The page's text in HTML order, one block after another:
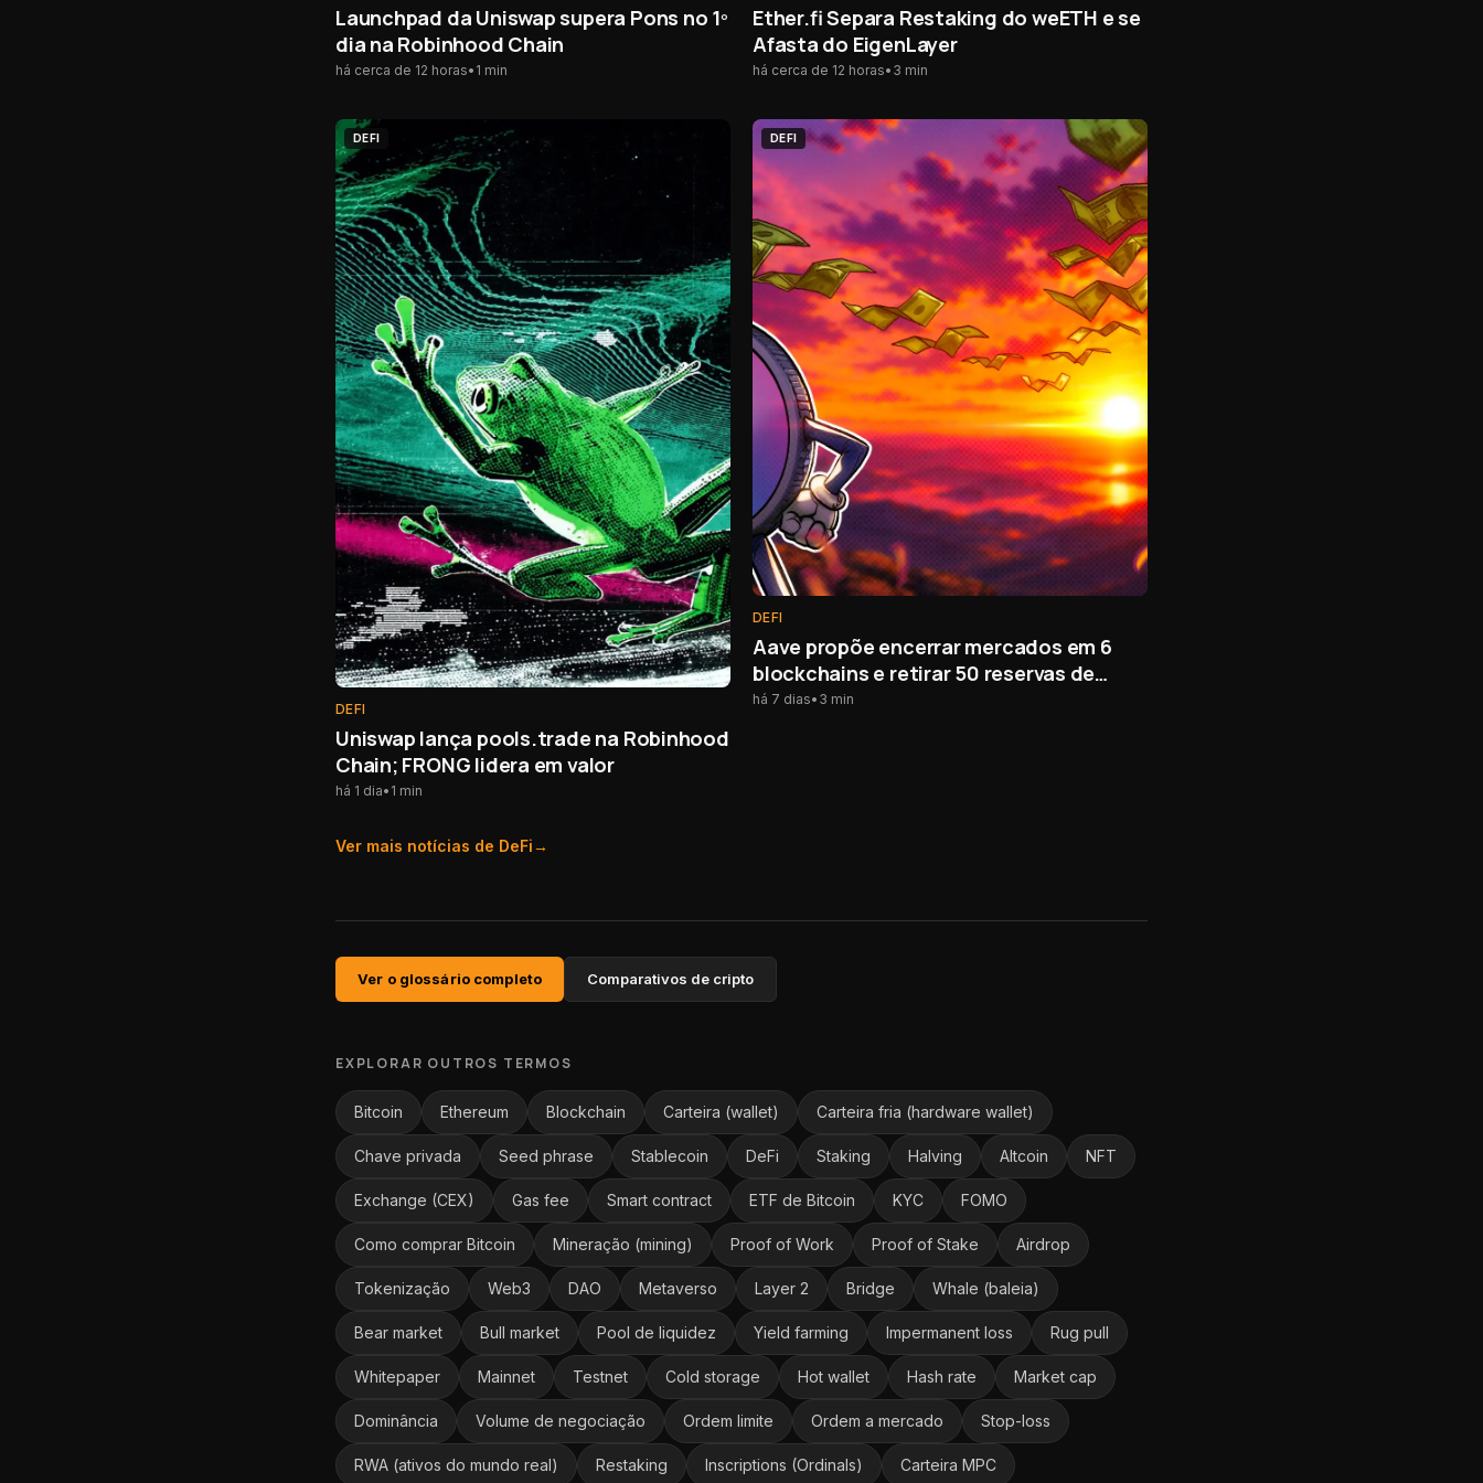
Launchpad da Uniswap supera Pons no 1º
dia na Robinhood Chain
há cerca de 12 horas• 1 min
Ether.fi Separa Restaking do weETH e se
Afasta do EigenLayer
há cerca de 12 horas• 3 min
DEFI
DEFI
Uniswap lança pools.trade na Robinhood
Chain; FRONG lidera em valor
há 1 dia• 1 min
DEFI
DEFI
Aave propõe encerrar mercados em 6
blockchains e retirar 50 reservas de
baixo uso
há 7 dias• 3 min
Ver mais notícias de DeFi→
Ver o glossário completo Comparativos de cripto
EXPLORAR OUTROS TERMOS
Bitcoin Ethereum Blockchain Carteira (wallet) Carteira fria (hardware wallet)
Chave privada Seed phrase Stablecoin DeFi Staking Halving Altcoin NFT
Exchange (CEX) Gas fee Smart contract ETF de Bitcoin KYC FOMO
Como comprar Bitcoin Mineração (mining) Proof of Work Proof of Stake Airdrop
Tokenização Web3 DAO Metaverso Layer 2 Bridge Whale (baleia)
Bear market Bull market Pool de liquidez Yield farming Impermanent loss Rug pull
Whitepaper Mainnet Testnet Cold storage Hot wallet Hash rate Market cap
Dominância Volume de negociação Ordem limite Ordem a mercado Stop-loss
RWA (ativos do mundo real) Restaking Inscriptions (Ordinals) Carteira MPC